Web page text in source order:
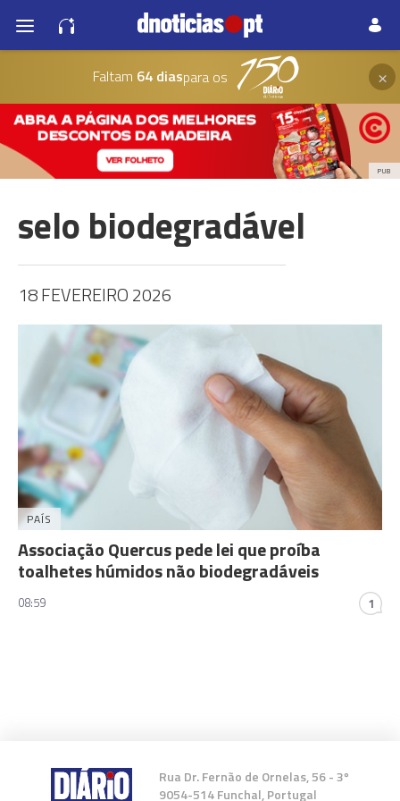
Faltam 64 diaspara os ×
PUB
selo biodegradável
18 FEVEREIRO 2026
PAÍS
Associação Quercus pede lei que proíba
toalhetes húmidos não biodegradáveis
08:59 1
Rua Dr. Fernão de Ornelas, 56 - 3º
9054-514 Funchal, Portugal